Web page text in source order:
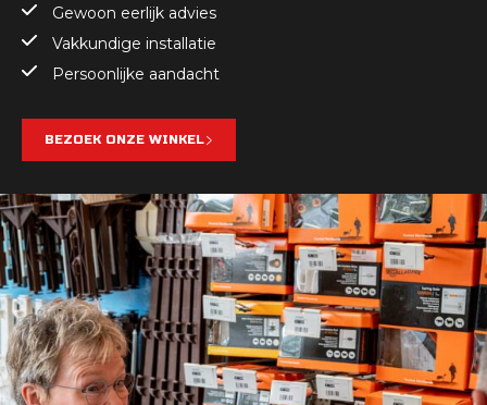
Gewoon eerlijk advies
Vakkundige installatie
Persoonlijke aandacht
BEZOEK ONZE WINKEL